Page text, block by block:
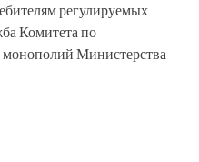
регулируемых
Комитета по
монополий Министерства